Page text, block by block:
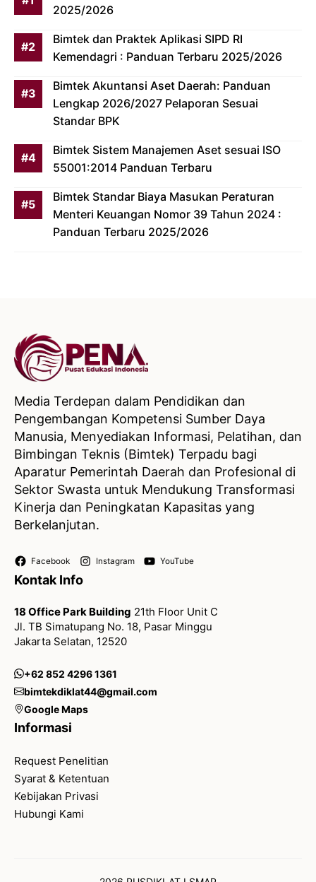
2025/2026
Bimtek dan Praktek Aplikasi SIPD RI
Kemendagri : Panduan Terbaru 2025/2026
Bimtek Akuntansi Aset Daerah: Panduan
Lengkap 2026/2027 Pelaporan Sesuai
Standar BPK
Bimtek Sistem Manajemen Aset sesuai ISO
55001:2014 Panduan Terbaru
Bimtek Standar Biaya Masukan Peraturan
Menteri Keuangan Nomor 39 Tahun 2024 :
Panduan Terbaru 2025/2026
Media Terdepan dalam Pendidikan dan
Pengembangan Kompetensi Sumber Daya
Manusia, Menyediakan Informasi, Pelatihan, dan
Bimbingan Teknis (Bimtek) Terpadu bagi
Aparatur Pemerintah Daerah dan Profesional di
Sektor Swasta untuk Mendukung Transformasi
Kinerja dan Peningkatan Kapasitas yang
Berkelanjutan.
Facebook Instagram YouTube
Kontak Info
18 Office Park Building 21th Floor Unit C
Jl. TB Simatupang No. 18, Pasar Minggu
Jakarta Selatan, 12520
+62 852 4296 1361
bimtekdiklat44@gmail.com
Google Maps
Informasi
Request Penelitian
Syarat & Ketentuan
Kebijakan Privasi
Hubungi Kami